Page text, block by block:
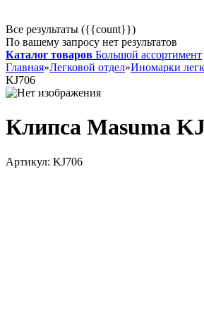
Все результаты ({{count}})
По вашему запросу нет результатов
Каталог товаров Большой ассортимент
Главная»Легковой отдел»Иномарки
KJ706
Клипса Masuma
Артикул: KJ706